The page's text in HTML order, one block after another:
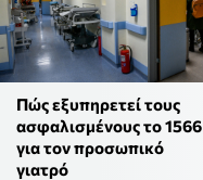
Πώς εξυπηρετεί τους
ασφαλισμένους το 1566
για τον προσωπικό
γιατρό